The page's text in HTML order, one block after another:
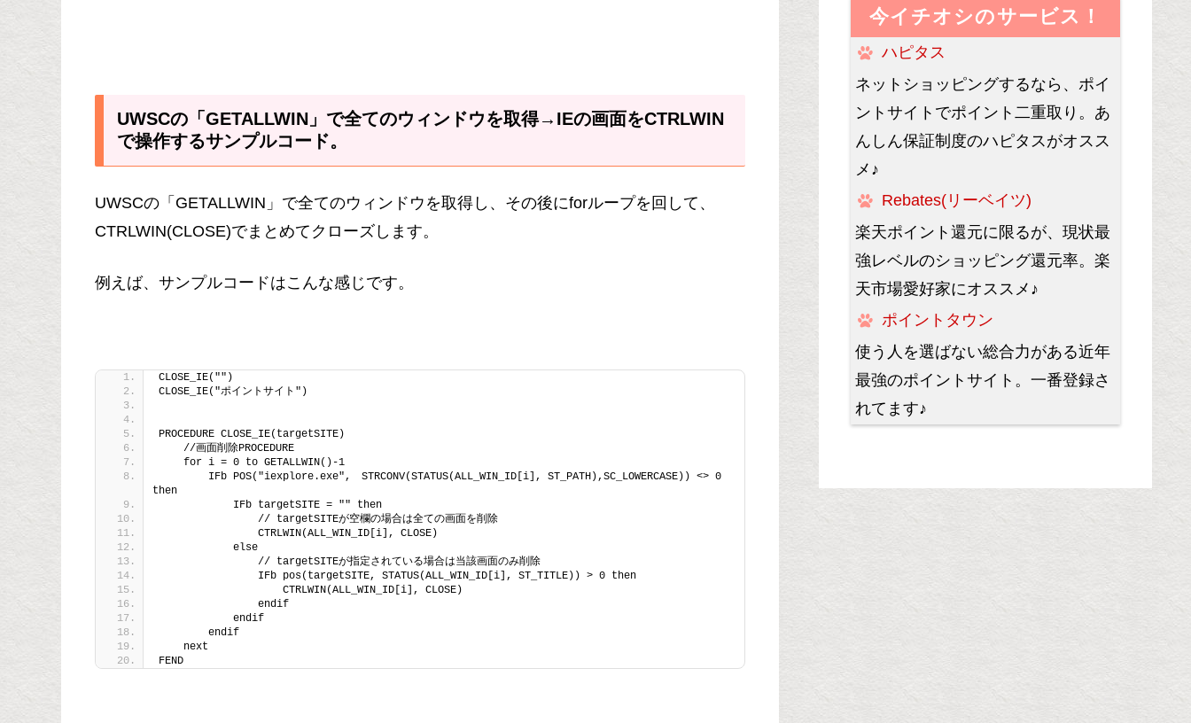
UWSCの「GETALLWIN」で全てのウィンドウを取得→IEの画面をCTRLWIN
で操作するサンプルコード。
UWSCの「GETALLWIN」で全てのウィンドウを取得し、その後にforループを回して、
CTRLWIN(CLOSE)でまとめてクローズします。
例えば、サンプルコードはこんな感じです。
CLOSE_IE("")
CLOSE_IE("ポイントサイト")
PROCEDURE CLOSE_IE(targetSITE)
    //画面削除PROCEDURE
    for i = 0 to GETALLWIN()-1
        IFb POS("iexplore.exe",　STRCONV(STATUS(ALL_WIN_ID[i], ST_PATH),SC_LOWERCASE)) <> 0
then
            IFb targetSITE = "" then
                // targetSITEが空欄の場合は全ての画面を削除
                CTRLWIN(ALL_WIN_ID[i], CLOSE)
            else
                // targetSITEが指定されている場合は当該画面のみ削除
                IFb pos(targetSITE, STATUS(ALL_WIN_ID[i], ST_TITLE)) > 0 then
                    CTRLWIN(ALL_WIN_ID[i], CLOSE)
                endif
            endif
        endif
    next
FEND
今イチオシのサービス！
ハピタス
ネットショッピングするなら、ポイ
ントサイトでポイント二重取り。あ
んしん保証制度のハピタスがオスス
メ♪
Rebates(リーベイツ)
楽天ポイント還元に限るが、現状最
強レベルのショッピング還元率。楽
天市場愛好家にオススメ♪
ポイントタウン
使う人を選ばない総合力がある近年
最強のポイントサイト。一番登録さ
れてます♪